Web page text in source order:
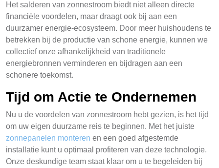
Het salderen van zonnestroom biedt niet alleen directe
financiële voordelen, maar draagt ook bij aan een
duurzamer energie-ecosysteem. Door meer huishoudens te
betrekken bij de productie van schone energie, kunnen we
collectief onze afhankelijkheid van traditionele
energiebronnen verminderen en bijdragen aan een
schonere toekomst.
Tijd om Actie te Ondernemen
Nu u de voordelen van zonnestroom hebt gezien, is het tijd
om uw eigen duurzame reis te beginnen. Met het juiste
zonnepanelen monteren en een goed afgestemde
installatie kunt u optimaal profiteren van deze technologie.
Onze deskundige team staat klaar om u te begeleiden bij